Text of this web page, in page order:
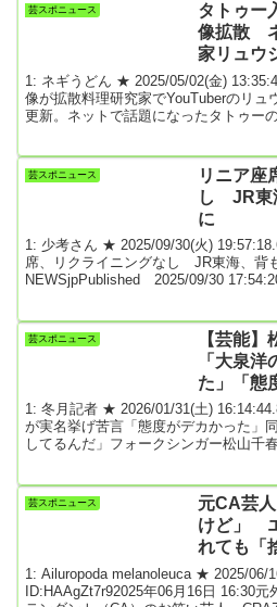
芸スポニュース
タトゥー
像拡散
家リュウ
行く」
1: ネギうどん ★ 2025/05/02(金)
像が拡散料理研究家でYouTuberのリュ
更新。ネットで話題になったタトゥー
った美しい女性店員が手際よく調理を
で拡散された。関東のグルメを紹介す
芸スポニュース
リニア座
し JR東
に
1: 少考さん ★ 2025/09/30(火)
席、リクライニングなし JR東海、背
NEWSjpPublished 2025/09/30
たれをリクライニング機能のない固定
の取材で分かった。東京・品川から...
芸スポニュース
【芸能
「大泉
た」「態
違いして
1: 冬月記者 ★ 2026/01/31(土)
が実名挙げ苦言「態度がデカかった」
してるんだ」フォークシンガー松山千
大泉洋（52）に対し、苦言を呈した。
任者」という立場で進行を担当。26日
芸スポニュース
元CA芸
けど」
れても「
金あるし
1: Ailuropoda melanoleuca ★ 2025/06/
ID:HAAgZt7r92025年06月16日 16:30元